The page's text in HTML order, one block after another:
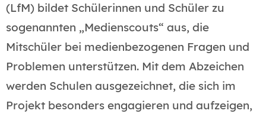
(LfM) bildet Schülerinnen und Schüler zu
sogenannten „Medienscouts“ aus, die
Mitschüler bei medienbezogenen Fragen und
Problemen unterstützen. Mit dem Abzeichen
werden Schulen ausgezeichnet, die sich im
Projekt besonders engagieren und aufzeigen,